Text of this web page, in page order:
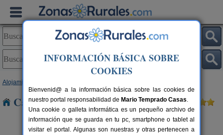
Alojamientos
Casas Rurales cerca de Taracena
INFORMACIÓN BÁSICA SOBRE
COOKIES
Bienvenid@ a la información básica sobre las cookies de
nuestro portal responsabilidad de Mario Temprado Casas.
Una cookie o galleta informática es un pequeño archivo de
información que se guarda en tu pc, smartphone o tablet al
visitar el portal. Algunas son nuestras y otras pertenecen a